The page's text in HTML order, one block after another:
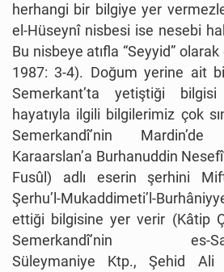
herhangi bir bilgiye yer
el-Hüseynî nisbesi ise nesebi
Bu nisbeye atıfla “Seyyid” olarak
1987: 3-4). Doğum yerine ait
Semerkant’ta yetiştiği bilgisi
hayatıyla ilgili bilgilerimiz çok
Semerkandî’nin
Karaarslan’a Burhanuddin
Fusûl) adlı eserin şerhini
Şerhu’l-Mukaddimeti’l-
ettiği bilgisine yer verir (Kâtip
Semerkandî’nin es-
Süleymaniye Ktp., Şehid Ali